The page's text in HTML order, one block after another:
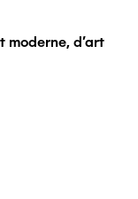
moderne, d'art